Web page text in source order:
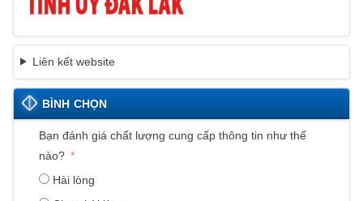
Liên kết website
BÌNH CHỌN
Bạn đánh giá chất lượng cung cấp thông tin như thế
nào?
Hài lòng